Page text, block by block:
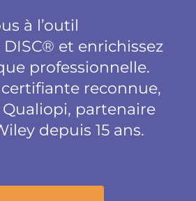
à l’outil
et enrichissez
professionnelle.
reconnue,
partenaire
depuis 15 ans.